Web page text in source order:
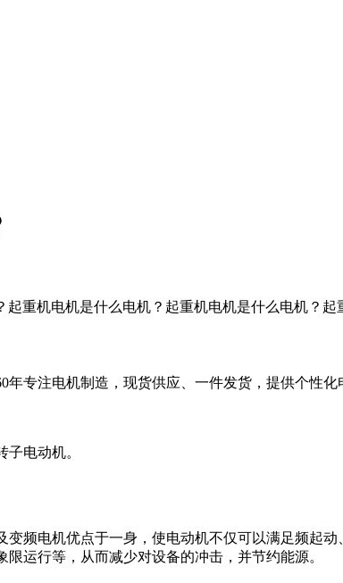
重机电机是什么电机？起重机电机是什么电机？
专注电机制造，现货供应、一件发货，提供个性化
电动机。
变频电机优点于一身，使电动机不仅可以满足频起
运行等，从而减少对设备的冲击，并节约能源。